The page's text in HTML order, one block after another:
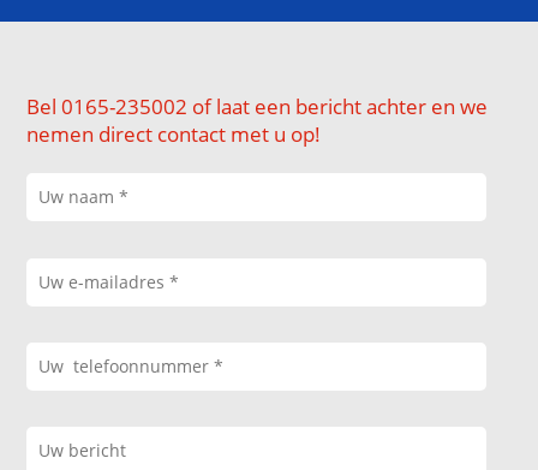
Bel 0165-235002 of laat een bericht achter en we
nemen direct contact met u op!